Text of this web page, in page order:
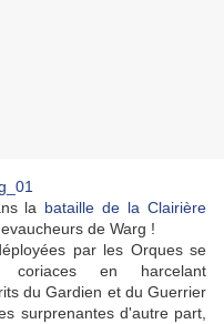
la bataille de la Clairière
de Warg !
par les Orques se
coriaces en harcelant
du Gardien et du Guerrier
surprenantes d'autre part,